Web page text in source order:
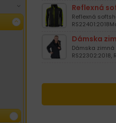
Reflexná
Reflexná
Dámska
Dámska zimná